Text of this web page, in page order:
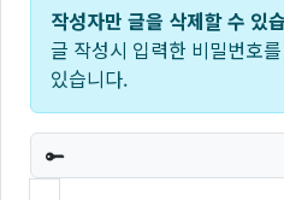
작성자만 글을 삭제할 수 있
글 작성시 입력한 비밀번호
있습니다.
필수